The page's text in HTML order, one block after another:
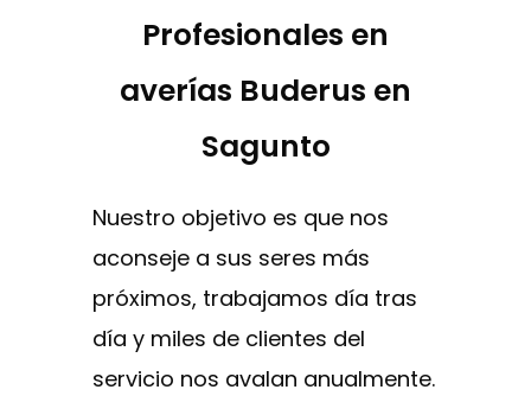
Profesionales en
averías Buderus en
Sagunto
Nuestro objetivo es que nos
aconseje a sus seres más
próximos, trabajamos día tras
día y miles de clientes del
servicio nos avalan anualmente.